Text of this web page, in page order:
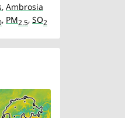
, Ambrosia
, PM2.5, SO2